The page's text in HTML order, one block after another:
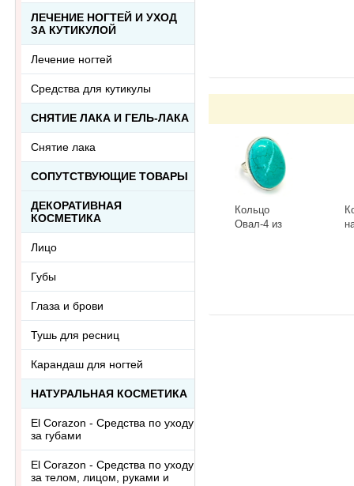
Кольцо
Овал-4 из
ЛЕЧЕНИЕ НОГТЕЙ И УХОД
ЗА КУТИКУЛОЙ
Лечение ногтей
Средства для кутикулы
СНЯТИЕ ЛАКА И ГЕЛЬ-ЛАКА
Снятие лака
СОПУТСТВУЮЩИЕ ТОВАРЫ
ДЕКОРАТИВНАЯ
КОСМЕТИКА
Лицо
Губы
Глаза и брови
Тушь для ресниц
Карандаш для ногтей
НАТУРАЛЬНАЯ КОСМЕТИКА
El Corazon - Средства по уходу
за губами
El Corazon - Средства по уходу
за телом, лицом, руками и